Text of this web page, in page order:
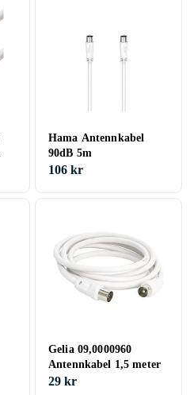
Hama Antennkabel
90dB 5m
106 kr
Gelia 09,0000960
Antennkabel 1,5 meter
29 kr